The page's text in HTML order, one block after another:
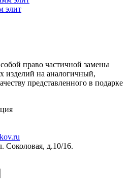
элит
собой право частичной замены
изделий на аналогичный,
представленного в подарке
Соколовая, д.10/16.